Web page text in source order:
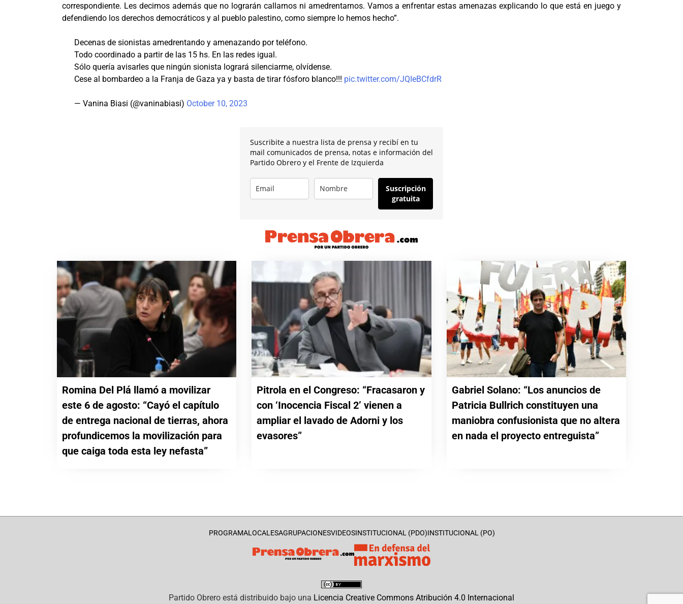
correspondiente. Les decimos además que no lograrán callarnos ni amedrentarnos. Vamos a enfrentar estas amenazas explicando lo que está en juego y
defendiendo los derechos democráticos y al pueblo palestino, como siempre lo hemos hecho”.
Decenas de sionistas amedrentando y amenazando por teléfono.
Todo coordinado a partir de las 15 hs. En las redes igual.
Sólo quería avisarles que ningún sionista logrará silenciarme, olvídense.
Cese al bombardeo a la Franja de Gaza ya y basta de tirar fósforo blanco!!! pic.twitter.com/JQIeBCfdrR
— Vanina Biasi (@vaninabiasi) October 10, 2023
Suscribite a nuestra lista de prensa y recibí en tu
mail comunicados de prensa, notas e información del
Partido Obrero y el Frente de Izquierda
Suscripción
gratuita
Romina Del Plá llamó a movilizar
este 6 de agosto: “Cayó el capítulo
de entrega nacional de tierras, ahora
profundicemos la movilización para
que caiga toda esta ley nefasta”
Pitrola en el Congreso: “Fracasaron y
con ‘Inocencia Fiscal 2’ vienen a
ampliar el lavado de Adorni y los
evasores”
Gabriel Solano: “Los anuncios de
Patricia Bullrich constituyen una
maniobra confusionista que no altera
en nada el proyecto entreguista”
PROGRAMALOCALESAGRUPACIONESVIDEOSINSTITUCIONAL (PDO)INSTITUCIONAL (PO)
Partido Obrero está distribuido bajo una Licencia Creative Commons Atribución 4.0 Internacional